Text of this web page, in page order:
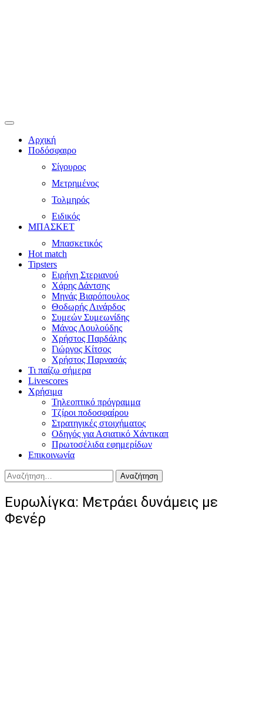
Αρχική
Ποδόσφαιρο
Σίγουρος
Μετρημένος
Τολμηρός
Ειδικός
ΜΠΑΣΚΕΤ
Μπασκετικός
Hot match
Tipsters
Ειρήνη Στεριανού
Χάρης Δάντσης
Μηνάς Βιαρόπουλος
Θοδωρής Λινάρδος
Συμεών Συμεωνίδης
Μάνος Λουλούδης
Χρήστος Παρδάλης
Γιώργος Κίτσος
Χρήστος Παρνασάς
Τι παίζω σήμερα
Livescores
Χρήσιμα
Τηλεοπτικό πρόγραμμα
Τζίροι ποδοσφαίρου
Στρατηγικές στοιχήματος
Οδηγός για Ασιατικό Χάντικαπ
Πρωτοσέλιδα εφημερίδων
Επικοινωνία
Αναζήτηση
για:
Ευρωλίγκα: Μετράει δυνάμεις με
Φενέρ